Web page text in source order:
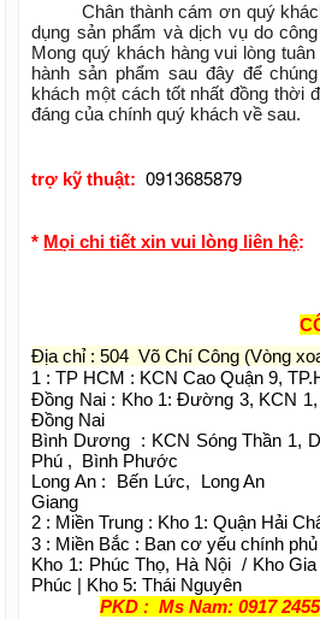
Chân thành cám ơn quý
dụng sản phẩm và dịch vụ do
Mong quý khách hàng vui lòng
hành sản phẩm sau đây để
khách một cách tốt nhất đồng thời
đáng của chính quý khách về sau.
trợ kỹ thuật:0913685879
* Mọi chi tiết xin vui lòng liên hệ:
Địa chỉ : 504 Võ Chí Công (Vòng
1 : TP HCM : KCN Cao Quận 9,
Đồng Nai : Kho 1: Đường 3,
Đồng Nai
Bình Dương : KCN Sóng
Phú , Bình Phước
Long An : Bến Lức,
Giang
2 : Miền Trung : Kho 1: Quận Hải
3 : Miền Bắc : Ban cơ yếu chính
Kho 1: Phúc Thọ, Hà Nội / Kho
Phúc | Kho 5: Thái Nguyên
PKD : Ms Nam: 0917